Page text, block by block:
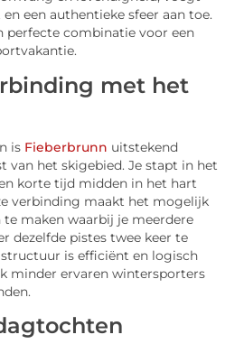
een authentieke sfeer aan toe.
perfecte combinatie voor een
met het
is Fieberbrunn uitstekend
van het skigebied. Je stapt in het
korte tijd midden in het hart
verbinding maakt het mogelijk
maken waarbij je meerdere
dezelfde pistes twee keer te
is efficiënt en logisch
minder ervaren wintersporters